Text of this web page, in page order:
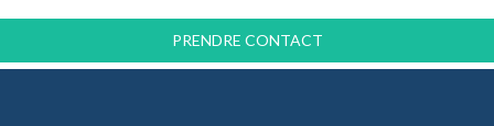
PRENDRE CONTACT